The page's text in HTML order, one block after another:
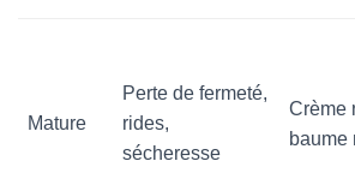
Mature
Perte de fermeté,
rides,
sécheresse
Crème
baume